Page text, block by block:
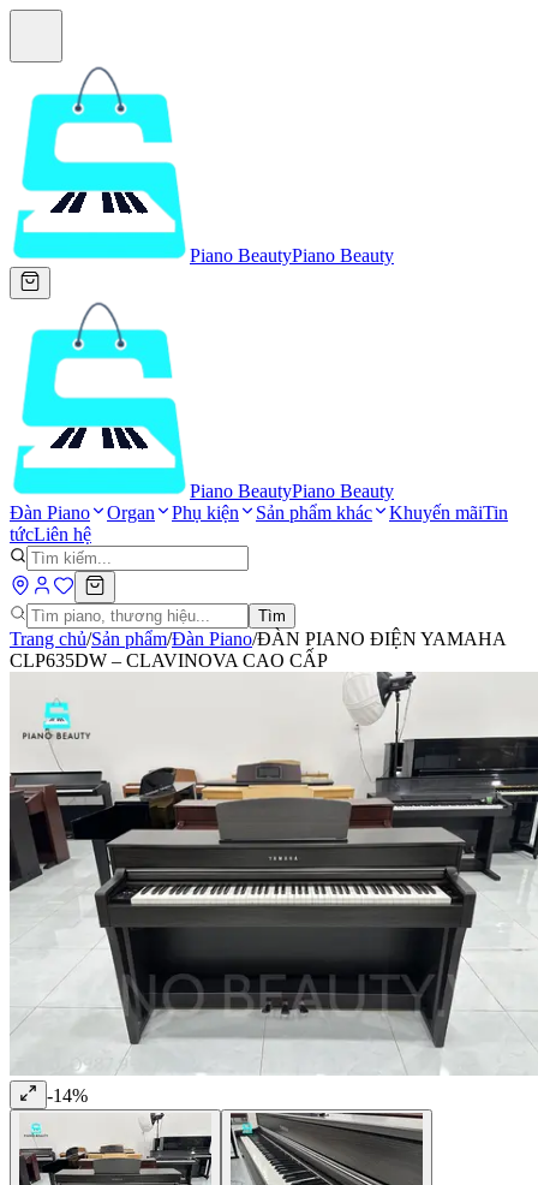
Piano BeautyPiano Beauty
Piano BeautyPiano Beauty
Đàn Piano
Organ Phụ kiện Sản phẩm khác Khuyến mãiTin
tứcLiên hệ
Tìm
Trang chủ/Sản phẩm/Đàn Piano/ĐÀN PIANO ĐIỆN YAMAHA
CLP635DW – CLAVINOVA CAO CẤP
-14%